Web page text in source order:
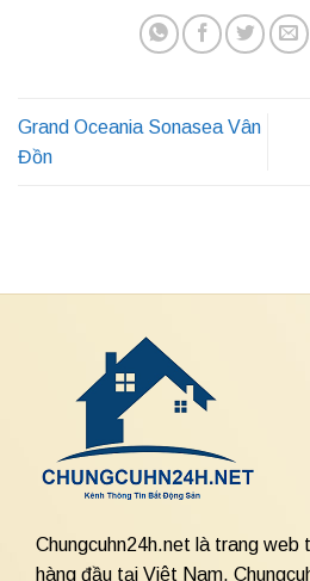
Grand Oceania Sonasea Vân
Đồn
Chungcuhn24h.net là trang web
hàng đầu tại Việt Nam.